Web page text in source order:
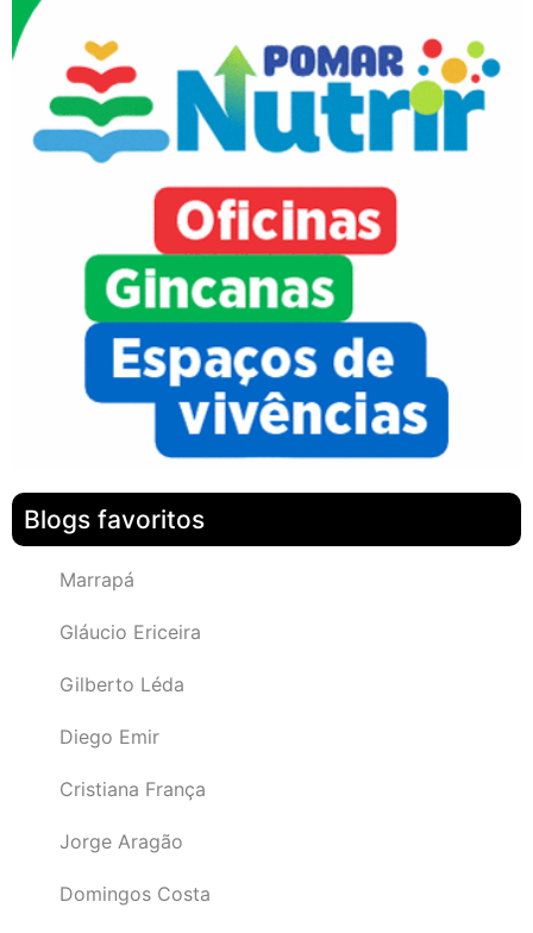
Blogs favoritos
Marrapá
Gláucio Ericeira
Gilberto Léda
Diego Emir
Cristiana França
Jorge Aragão
Domingos Costa